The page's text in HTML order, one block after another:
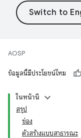
AOSP
ข้อมูลนี้มีประโยชน์ไหม
ในหน้านี้
สรุป
ช่อง
ตัวสร้างแบบสาธารณะ